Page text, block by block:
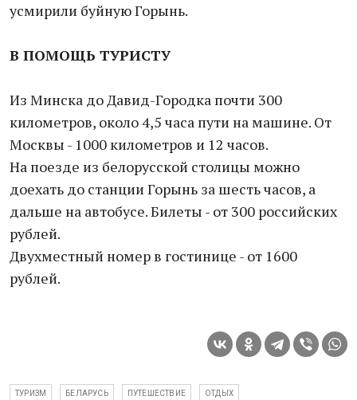
усмирили буйную Горынь.
В ПОМОЩЬ ТУРИСТУ
Из Минска до Давид-Городка почти 300
километров, около 4,5 часа пути на машине. От
Москвы - 1000 километров и 12 часов.
На поезде из белорусской столицы можно
доехать до станции Горынь за шесть часов, а
дальше на автобусе. Билеты - от 300 российских
рублей.
Двухместный номер в гостинице - от 1600
рублей.
ТУРИЗМ БЕЛАРУСЬ ПУТЕШЕСТВИЕ ОТДЫХ